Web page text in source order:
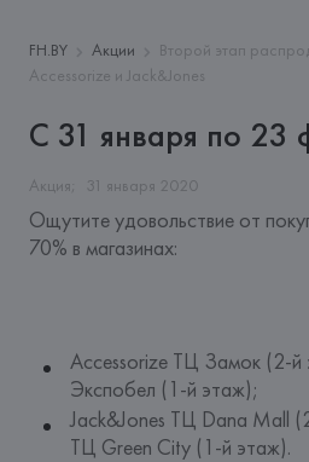
FH.BY Акции
Второй этап
Accessorize и Jack&Jones
С 31 января по 23
Акция; 31 января 2020
Ощутите удовольствие от
70% в магазинах:
Accessorize ТЦ Замок (2-й
Экспобел (1-й этаж);
Jack&Jones ТЦ Dana Mall
ТЦ Green City (1-й этаж).